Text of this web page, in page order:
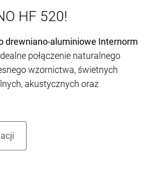
HF 520!
drewniano-aluminiowe Internorm
połączenie naturalnego
wzornictwa, świetnych
akustycznych oraz